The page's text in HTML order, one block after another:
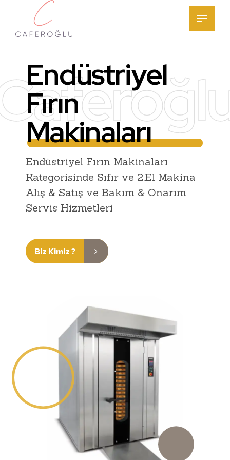
Endüstriyel
Fırın
Makinaları
Endüstriyel Fırın Makinaları
Kategorisinde Sıfır ve 2.El Makina
Alış & Satış ve Bakım & Onarım
Servis Hizmetleri
Biz Kimiz ?